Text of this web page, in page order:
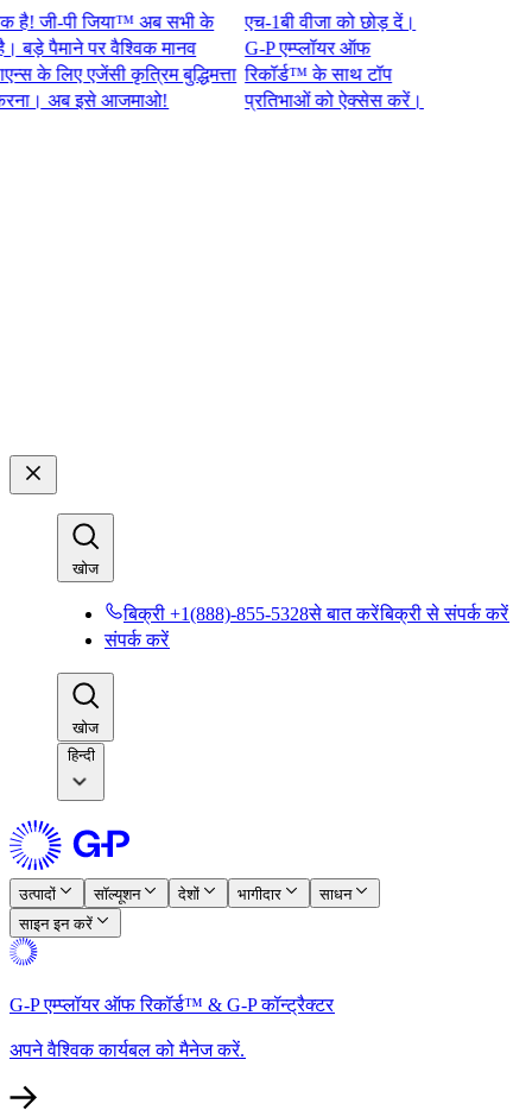
पी जिया™ अब सभी के
पैमाने पर वैश्विक मानव
लिए एजेंसी कृत्रिम बुद्धिमत्ता
अब इसे आजमाओ!​​
एच-1बी वीजा को छोड़ दें।
G-P एम्प्लॉयर ऑफ
रिकॉर्ड™ के साथ टॉप
प्रतिभाओं को ऐक्सेस करें।​​
खोज​​
बिक्री +1(888)-855-5328से बात करें​​बिक्री से संपर्क करें​​
संपर्क करें​​
खोज​​
हिन्दी
उत्पादों​​ सॉल्यूशन​​ देशों​​ भागीदार​​
साधन​​
साइन इन करें​​
G-P एम्प्लॉयर ऑफ रिकॉर्ड™ & G-P कॉन्ट्रैक्टर​​
अपने वैश्विक कार्यबल को मैनेज करें.​​